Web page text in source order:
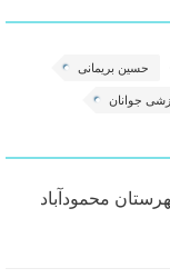
حسین بریمانی
جوانان
محمودآباد